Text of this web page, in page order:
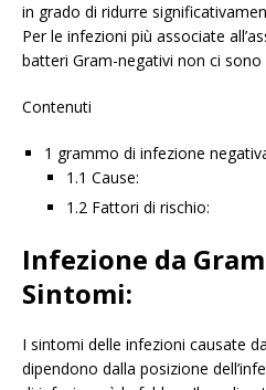
in grado di ridurre
Per le infezioni più associate
batteri Gram-negativi non ci sono
Contenuti
1 grammo di infezione
1.1 Cause:
1.2 Fattori di rischio:
Infezione da
Sintomi:
I sintomi delle infezioni causate
dipendono dalla posizione